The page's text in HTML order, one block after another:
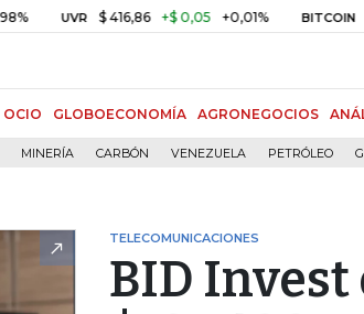
UVR $ 416,86 +$ 0,05 +0,01% BITCOIN US$
OCIO GLOBOECONOMÍA AGRONEGOCIOS
MINERÍA CARBÓN VENEZUELA PETRÓLEO
TELECOMUNICACIONES
BID